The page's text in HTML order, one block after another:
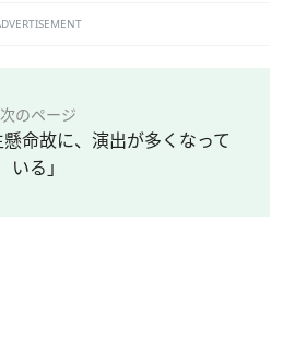
次のページ
懸命故に、演出が多くなって
いる」